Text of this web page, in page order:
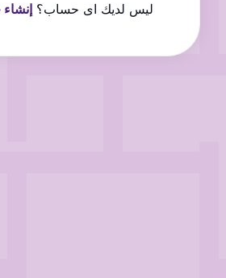
ليس لديك اى حساب؟